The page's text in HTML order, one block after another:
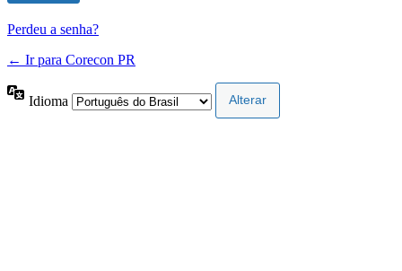
Perdeu a senha?
← Ir para Corecon PR
Idioma